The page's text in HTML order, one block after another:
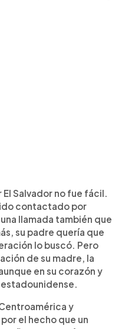
Salvador no fue fácil.
contactado por
llamada también que
su padre quería que
lo buscó. Pero
de su madre, la
en su corazón y
estadounidense.
y
el hecho que un